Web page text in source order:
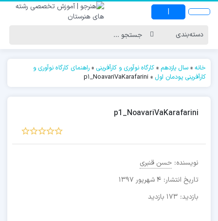
|
خانه » سال یازدهم » کارگاه نوآوری و کارآفرینی » راهنمای کارگاه نوآوری و
کارآفرینی پودمان اول »
p1_NoavariVaKarafarini
p1_NoavariVaKarafarini
نویسنده: حسن قنبری
تاریخ انتشار: 4 شهریور 1397
بازدید: 173 بازدید